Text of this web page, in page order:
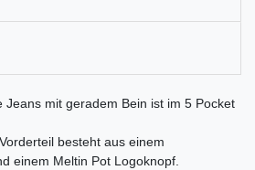
Jeans mit geradem Bein ist im 5 Pocket
besteht aus einem
einem Meltin Pot Logoknopf.